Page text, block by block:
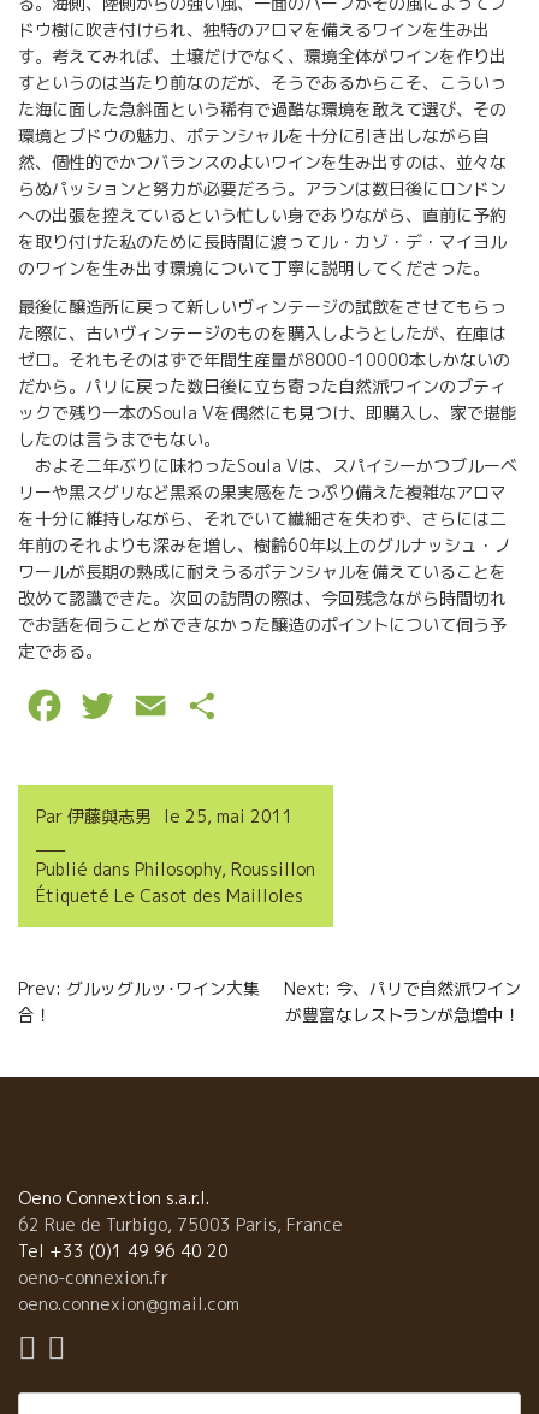
ドウ樹に吹き付けられ、独特のアロマを備えるワインを生み出
す。考えてみれば、土壌だけでなく、環境全体がワインを作り出
すというのは当たり前なのだが、そうであるからこそ、こういっ
た海に面した急斜面という稀有で過酷な環境を敢えて選び、その
環境とブドウの魅力、ポテンシャルを十分に引き出しながら自
然、個性的でかつバランスのよいワインを生み出すのは、並々な
らぬパッションと努力が必要だろう。アランは数日後にロンドン
への出張を控えているという忙しい身でありながら、直前に予約
を取り付けた私のために長時間に渡ってル・カゾ・デ・マイヨル
のワインを生み出す環境について丁寧に説明してくださった。
最後に醸造所に戻って新しいヴィンテージの試飲をさせてもらっ
た際に、古いヴィンテージのものを購入しようとしたが、在庫は
ゼロ。それもそのはずで年間生産量が8000-10000本しかないの
だから。パリに戻った数日後に立ち寄った自然派ワインのブティ
ックで残り一本のSoula Vを偶然にも見つけ、即購入し、家で堪能
したのは言うまでもない。
およそ二年ぶりに味わったSoula Vは、スパイシーかつブルーベ
リーや黒スグリなど黒系の果実感をたっぷり備えた複雑なアロマ
を十分に維持しながら、それでいて繊細さを失わず、さらには二
年前のそれよりも深みを増し、樹齢60年以上のグルナッシュ・ノ
ワールが長期の熟成に耐えうるポテンシャルを備えていることを
改めて認識できた。次回の訪問の際は、今回残念ながら時間切れ
でお話を伺うことができなかった醸造のポイントについて伺う予
定である。
c
b
o
i
t
e
a
l
r
a
g
Par 伊藤與志男 le 25, mai 2011
Publié dans Philosophy, Roussillon
Étiqueté Le Casot des Mailloles
Navigation
de
l’article
Prev: グルッグルッ･ワイン大集
合！
Next: 今、パリで自然派ワイン
が豊富なレストランが急増中！
Oeno Connextion s.a.r.l.
62 Rue de Turbigo, 75003 Paris, France
Tel +33 (0)1 49 96 40 20
oeno-connexion.fr
oeno.connexion@gmail.com